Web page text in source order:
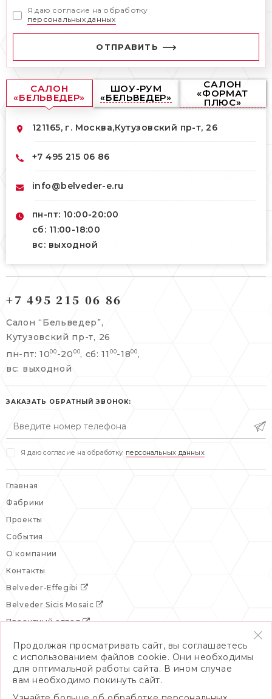
Я даю согласие на обработку
персональных данных
ОТПРАВИТЬ
САЛОН
«БЕЛЬВЕДЕР»
ШОУ-РУМ
«БЕЛЬВЕДЕР»
САЛОН
«ФОРМАТ
ПЛЮС»
121165, г. Москва,Кутузовский пр-т, 26
+7 495 215 06 86
info@belveder-e.ru
пн-пт: 10:00-20:00
сб: 11:00-18:00
вс: выходной
info@belveder-e.ru
пн-пт: 10:00-20:00
сб, вс: выходной
Берсеневский переулок, 3/10с7
+7 495 477 45 43
info@belveder-e.ru
пн-пт: 10:00-19:00
сб: выходной
+7 495 215 06 86
Салон “Бельведер”,
Кутузовский пр-т, 26
пн-пт: 1000 -20 00, сб: 11 00-1800 ,
вс: выходной
ЗАКАЗАТЬ ОБРАТНЫЙ ЗВОНОК:
Я даю согласие на обработку персональных данных
Главная
Фабрики
Проекты
События
О компании
Контакты
Belveder-Effegibi
Belveder Sicis Mosaic
Проектный отдел
Продолжая просматривать сайт, вы соглашаетесь
с использованием файлов cookie. Они необходимы
для оптимальной работы сайта. В ином случае
вам необходимо покинуть сайт.